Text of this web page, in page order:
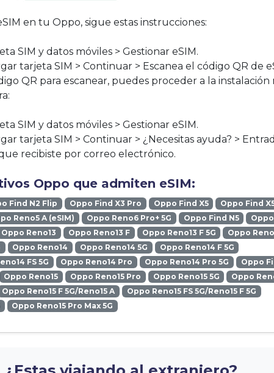
en tu Oppo, sigue estas instrucciones:
SIM y datos móviles > Gestionar eSIM.
tarjeta SIM > Continuar > Escanea el código QR de
QR para escanear, puedes proceder a la
SIM y datos móviles > Gestionar eSIM.
tarjeta SIM > Continuar > ¿Necesitas ayuda? >
recibiste por correo electrónico.
Oppo que admiten eSIM:
Find N2 Flip Oppo Find X3 Pro Oppo Find X5
Oppo Find
Reno5 A (eSIM) Oppo Reno6 Pro+ 5G Oppo Find N5
Oppo Reno13 Oppo Reno13 F Oppo Reno13 F 5G
Oppo
Oppo Reno14 Oppo Reno14 5G
Oppo Reno14 F 5G
FS 5G
Oppo Reno14 Pro Oppo Reno14 Pro 5G
Oppo
Oppo Reno15 Oppo Reno15 Pro Oppo Reno15 5G
Oppo
Oppo Reno15 F 5G/Reno15 A
Oppo Reno15 FS 5G/Reno15 F 5G
Oppo Reno15 Pro Max 5G